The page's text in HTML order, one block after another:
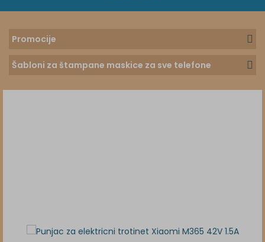
Promocije
Šabloni za štampane maskice za sve telefone